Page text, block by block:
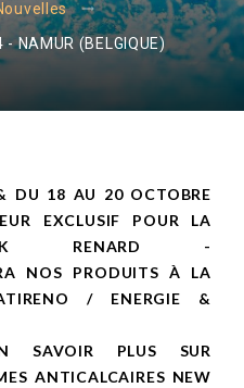
- NAMUR (BELGIQUE)
DU 18 AU 20 OCTOBRE
EXCLUSIF POUR LA
RENARD -
NOS PRODUITS À LA
/ ENERGIE &
SAVOIR PLUS SUR
ANTICALCAIRES NEW